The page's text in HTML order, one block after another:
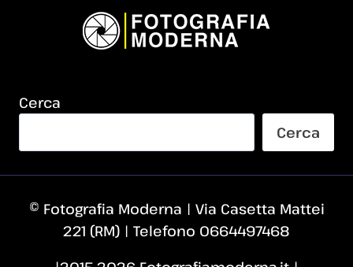
Cerca
Cerca
© Fotografia Moderna | Via Casetta Mattei
221 (RM) | Telefono 0664497468